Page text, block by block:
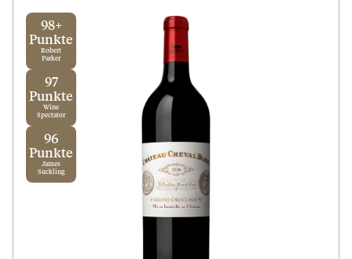
98+
Punkte
Robert
Parker
97
Punkte
Wine
Spectator
96
Punkte
James
Suckling